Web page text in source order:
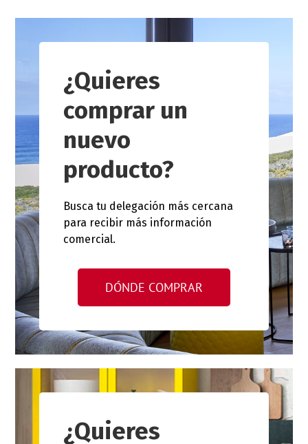
¿Quieres
comprar un
nuevo
producto?
Busca tu delegación más cercana
para recibir más información
comercial.
DÓNDE COMPRAR
¿Quieres